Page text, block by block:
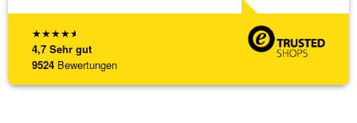
★★★★★
4,7 Sehr gut
9524 Bewertungen